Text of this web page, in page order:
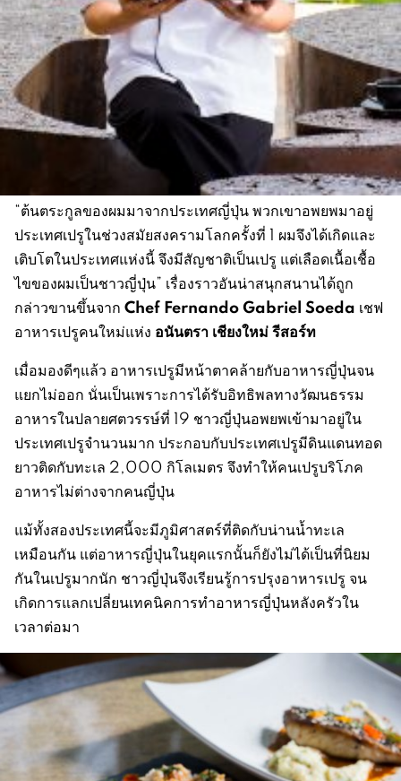
“ต้นตระกูลของผมมาจากประเทศญี่ปุ่น พวกเขาอพยพมาอยู่
ประเทศเปรูในช่วงสมัยสงครามโลกครั้งที่ 1 ผมจึงได้เกิดและ
เติบโตในประเทศแห่งนี้ จึงมีสัญชาติเป็นเปรู แต่เลือดเนื้อเชื้อ
ไขของผมเป็นชาวญี่ปุ่น” เรื่องราวอันน่าสนุกสนานได้ถูก
กล่าวขานขึ้นจาก Chef Fernando Gabriel Soeda เชฟ
อาหารเปรูคนใหม่แห่ง อนันตรา เชียงใหม่ รีสอร์ท
เมื่อมองดีๆแล้ว อาหารเปรูมีหน้าตาคล้ายกับอาหารญี่ปุ่นจน
แยกไม่ออก นั่นเป็นเพราะการได้รับอิทธิพลทางวัฒนธรรม
อาหารในปลายศตวรรษ์ที่ 19 ชาวญี่ปุ่นอพยพเข้ามาอยู่ใน
ประเทศเปรูจำนวนมาก ประกอบกับประเทศเปรูมีดินแดนทอด
ยาวติดกับทะเล 2,000 กิโลเมตร จึงทำให้คนเปรูบริโภค
อาหารไม่ต่างจากคนญี่ปุ่น
แม้ทั้งสองประเทศนี้จะมีภูมิศาสตร์ที่ติดกับน่านน้ำทะเล
เหมือนกัน แต่อาหารญี่ปุ่นในยุคแรกนั้นก็ยังไม่ได้เป็นที่นิยม
กันในเปรูมากนัก ชาวญี่ปุ่นจึงเรียนรู้การปรุงอาหารเปรู จน
เกิดการแลกเปลี่ยนเทคนิคการทำอาหารญี่ปุ่นหลังครัวใน
เวลาต่อมา